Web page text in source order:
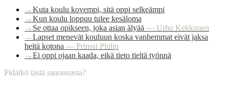
→Kuta koulu kovempi, sitä oppi selkeämpi
→Kun koulu loppuu tulee kesäloma
→ Se ottaa opikseen, joka asian älyää — Urho Kekkonen
→Lapset menevät kouluun koska vanhemmat eivät jaksa
heitä kotona — Prinssi Philip
→Ei oppi ojaan kaada, eikä tieto tieltä työnnä
Pidätkö tästä sanonnasta?